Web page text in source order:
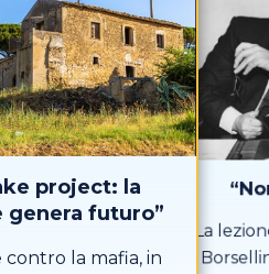
project: la
genera futuro”
contro la mafia, in
La